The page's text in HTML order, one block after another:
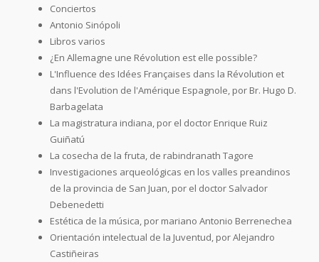
Conciertos
Antonio Sinópoli
Libros varios
¿En Allemagne une Révolution est elle possible?
L'Influence des Idées Françaises dans la Révolution et
dans l'Evolution de l'Amérique Espagnole, por Br. Hugo D.
Barbagelata
La magistratura indiana, por el doctor Enrique Ruiz
Guiñatú
La cosecha de la fruta, de rabindranath Tagore
Investigaciones arqueológicas en los valles preandinos
de la provincia de San Juan, por el doctor Salvador
Debenedetti
Estética de la música, por mariano Antonio Berrenechea
Orientación intelectual de la Juventud, por Alejandro
Castiñeiras